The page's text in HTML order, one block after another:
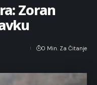
Zoran
0 Min. Za Čitanje